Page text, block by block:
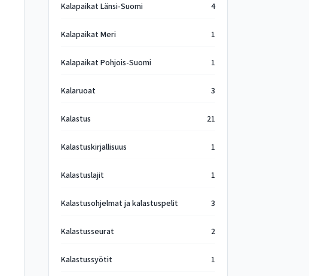
Kalapaikat Länsi-Suomi 4
Kalapaikat Meri 1
Kalapaikat Pohjois-Suomi 1
Kalaruoat 3
Kalastus 21
Kalastuskirjallisuus 1
Kalastuslajit 1
Kalastusohjelmat ja kalastuspelit 3
Kalastusseurat 2
Kalastussyötit 1